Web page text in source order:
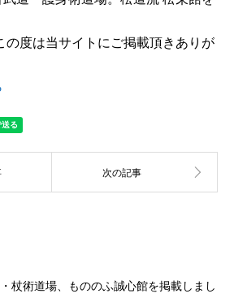
の度は当サイトにご掲載頂きありが
杖術道場、もののふ誠心館を掲載しまし